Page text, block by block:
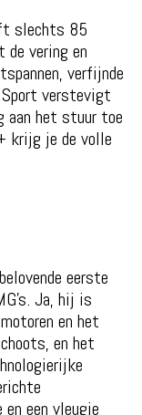
slechts 85
de vering en
verfijnde
verstevigt
aan het stuur toe
krijg je de volle
eerste
Ja, hij is
en het
en het
een vleugje